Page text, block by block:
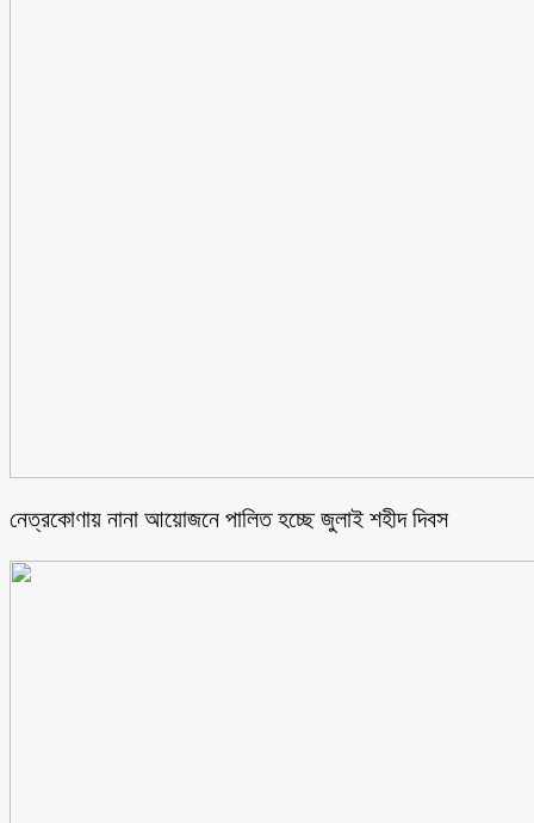
নেত্রকোণায় নানা আয়োজনে পালিত হচ্ছে জুলাই শহীদ দিবস